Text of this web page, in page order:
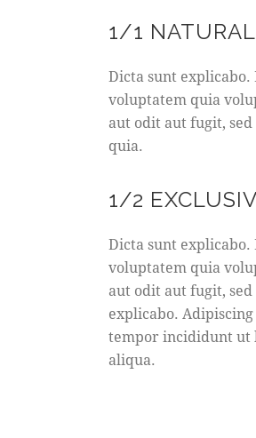
1/1
Dicta sunt explicabo.
voluptatem quia
aut odit aut fugit,
quia.
1/2
Dicta sunt explicabo.
voluptatem quia
aut odit aut fugit,
explicabo.
tempor incididunt ut
aliqua.